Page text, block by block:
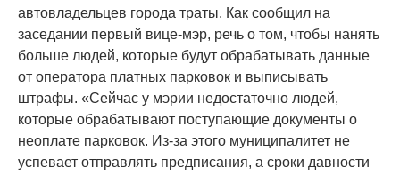
автовладельцев города траты. Как сообщил на
заседании первый вице-мэр, речь о том, чтобы нанять
больше людей, которые будут обрабатывать данные
от оператора платных парковок и выписывать
штрафы. «Сейчас у мэрии недостаточно людей,
которые обрабатывают поступающие документы о
неоплате парковок. Из-за этого муниципалитет не
успевает отправлять предписания, а сроки давности